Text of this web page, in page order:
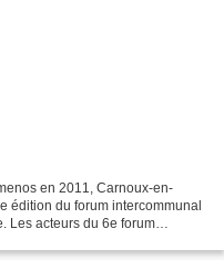
en 2011, Carnoux-en-
édition du forum intercommunal
Les acteurs du 6e forum